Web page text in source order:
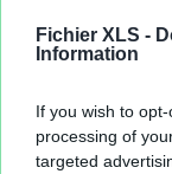
Fichier XLS -
Information
If you wish to
processing of
targeted